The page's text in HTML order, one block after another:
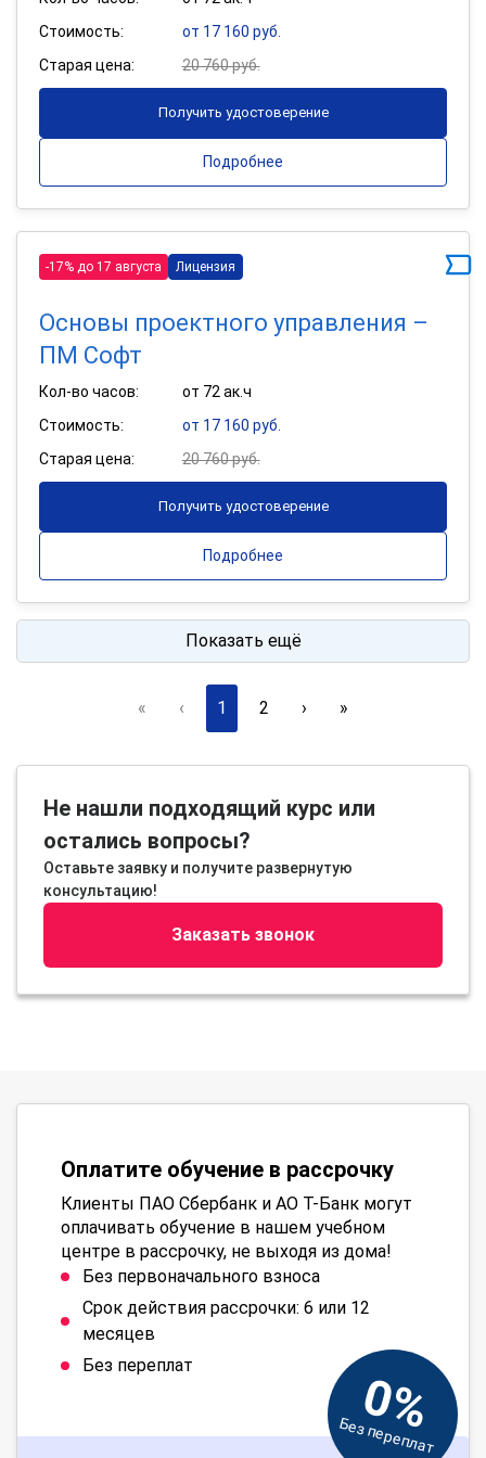
Стоимость:
от 17 160 руб.
Старая цена:
20 760 руб.
Получить удостоверение
Подробнее
-17% до 17 августа Лицензия
Основы проектного управления –
ПМ Софт
Кол-во часов:
от 72 ак.ч
Стоимость:
от 17 160 руб.
Старая цена:
20 760 руб.
Получить удостоверение
Подробнее
Показать ещё
« ‹ 1 2 › »
Не нашли подходящий курс или
остались вопросы?
Оставьте заявку и получите развернутую
консультацию!
Заказать звонок
Оплатите обучение в рассрочку
Клиенты ПАО Сбербанк и АО Т-Банк могут
оплачивать обучение в нашем учебном
центре в рассрочку, не выходя из дома!
Без первоначального взноса
Срок действия рассрочки: 6 или 12
месяцев
Без переплат
0%
Без переплат